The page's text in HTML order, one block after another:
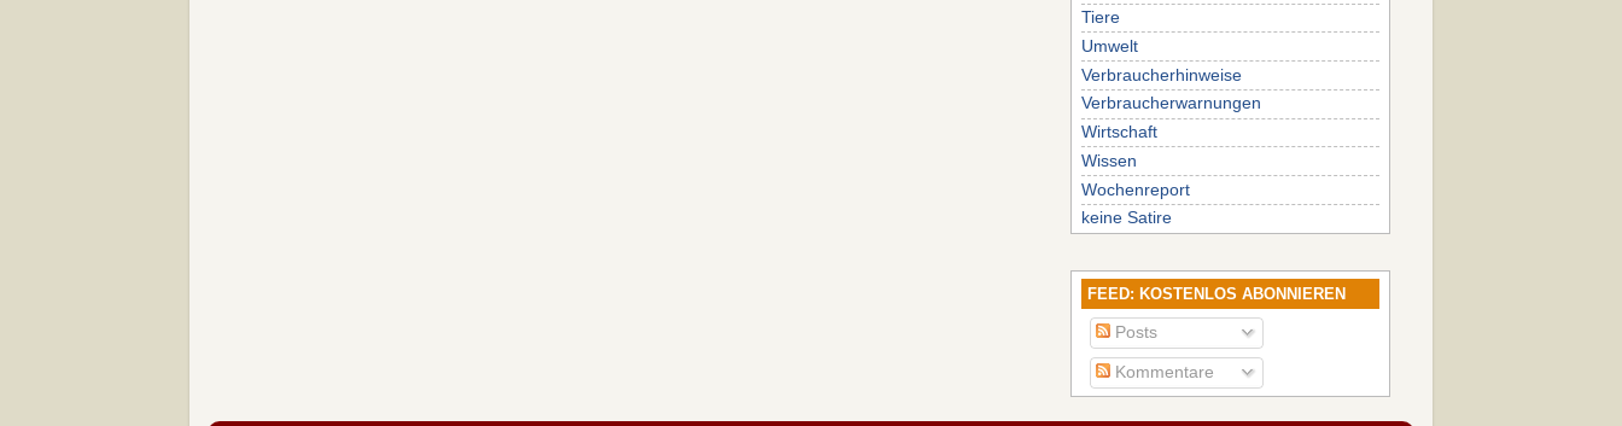
Tiere
Umwelt
Verbraucherhinweise
Verbraucherwarnungen
Wirtschaft
Wissen
Wochenreport
keine Satire
FEED: KOSTENLOS ABONNIEREN
Posts
Kommentare